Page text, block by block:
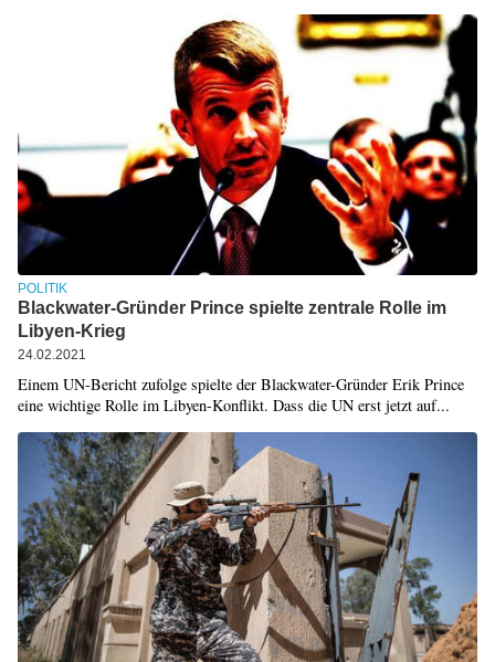
POLITIK
Blackwater-Gründer Prince spielte zentrale Rolle im
Libyen-Krieg
24.02.2021
Einem UN-Bericht zufolge spielte der Blackwater-Gründer Erik Prince
eine wichtige Rolle im Libyen-Konflikt. Dass die UN erst jetzt auf...